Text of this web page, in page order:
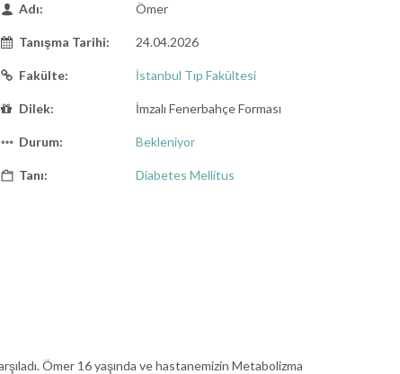
Adı: Ömer
Tanışma Tarihi: 24.04.2026
Fakülte: İstanbul Tıp Fakültesi
Dilek: İmzalı Fenerbahçe Forması
Durum: Bekleniyor
Tanı: Diabetes Mellitus
Ömer 16 yaşında ve hastanemizin Metabolizma